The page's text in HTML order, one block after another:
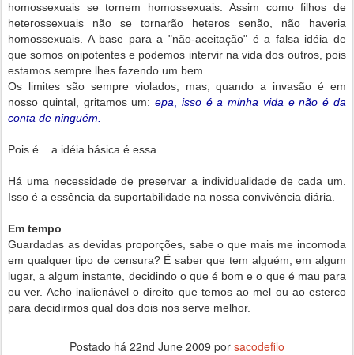
homossexuais se tornem homossexuais. Assim como filhos de
heterossexuais não se tornarão heteros senão, não haveria
homossexuais. A base para a "não-aceitação" é a falsa idéia de
que somos onipotentes e podemos intervir na vida dos outros, pois
estamos sempre lhes fazendo um bem.
Os limites são sempre violados, mas, quando a invasão é em
nosso quintal, gritamos um:epa
isso é a minha vida e não é da
conta de ninguém.
Pois é... a idéia básica é essa.
Há uma necessidade de preservar a individualidade de cada um.
Isso é a essência da suportabilidade na nossa convivência diária.
Em tempo
Guardadas as devidas proporções, sabe o que mais me incomoda
em qualquer tipo de censura? É saber que tem alguém, em algum
lugar, a algum instante, decidindo o que é bom e o que é mau para
eu ver. Acho inalienável o direito que temos ao mel ou ao esterco
para decidirmos qual dos dois nos serve melhor.
Postado há 22nd June 2009 por sacodefilo